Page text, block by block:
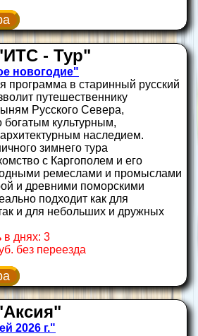
- Тур"
новогодие"
программа в старинный русский
путешественнику
Русского Севера,
богатым культурным,
наследием.
зимнего тура
с Каргополем и его
ремеслами и промыслами
и древними поморскими
подходит как для
и для небольших и дружных
в днях: 3
без переезда
2026 г."